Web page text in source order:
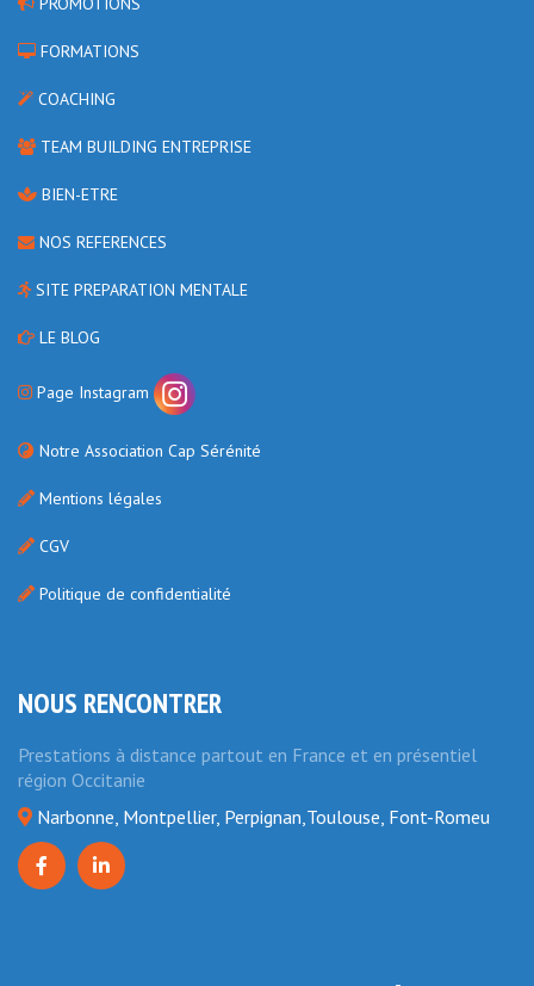
FORMATIONS
COACHING
TEAM BUILDING ENTREPRISE
BIEN-ETRE
NOS REFERENCES
SITE PREPARATION MENTALE
LE BLOG
Page Instagram
Notre Association Cap Sérénité
Mentions légales
CGV
Politique de confidentialité
NOUS RENCONTRER
Prestations à distance partout en France et en présentiel
région Occitanie
Narbonne, Montpellier, Perpignan,Toulouse, Font-Romeu